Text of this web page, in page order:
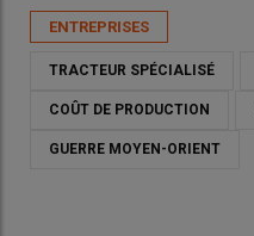
ENTREPRISES
TRACTEUR SPÉCIALISÉ
COÛT DE PRODUCTION
GUERRE MOYEN-ORIENT